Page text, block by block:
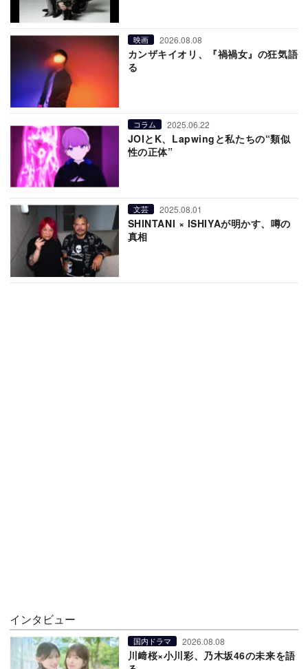
映画 2026.08.08
カンザキイオリ、『禍禍女』の狂気語
る
コラム 2025.06.22
JOIとK、Lapwingと私たちの“類似
性の正体”
文芸 2025.08.01
SHINTANI × ISHIYAが明かす、噂の
真相
インタビュー
国内ドラマ 2026.08.08
川﨑桜×小川彩、乃木坂46の未来を語